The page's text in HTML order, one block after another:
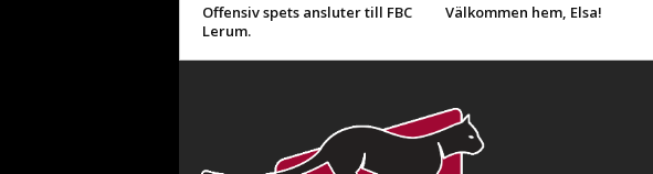
Offensiv spets ansluter till FBC
Lerum.
Välkommen hem, Elsa!